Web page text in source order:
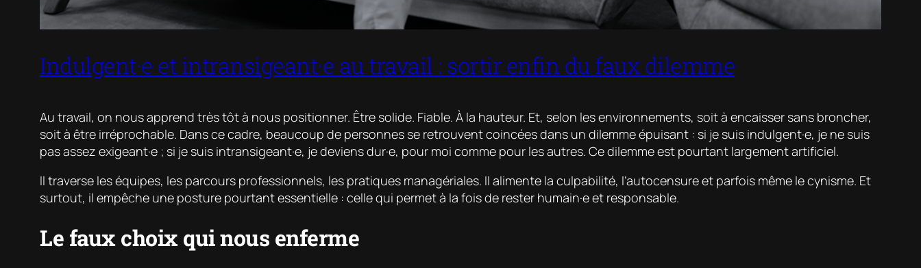
Indulgent·e et intransigeant·e au travail : sortir enfin du faux dilemme
Au travail, on nous apprend très tôt à nous positionner. Être solide. Fiable. À la hauteur. Et, selon les environnements, soit à encaisser sans broncher,
soit à être irréprochable. Dans ce cadre, beaucoup de personnes se retrouvent coincées dans un dilemme épuisant : si je suis indulgent·e, je ne suis
pas assez exigeant·e ; si je suis intransigeant·e, je deviens dur·e, pour moi comme pour les autres. Ce dilemme est pourtant largement artificiel.
Il traverse les équipes, les parcours professionnels, les pratiques managériales. Il alimente la culpabilité, l’autocensure et parfois même le cynisme. Et
surtout, il empêche une posture pourtant essentielle : celle qui permet à la fois de rester humain·e et responsable.
Le faux choix qui nous enferme